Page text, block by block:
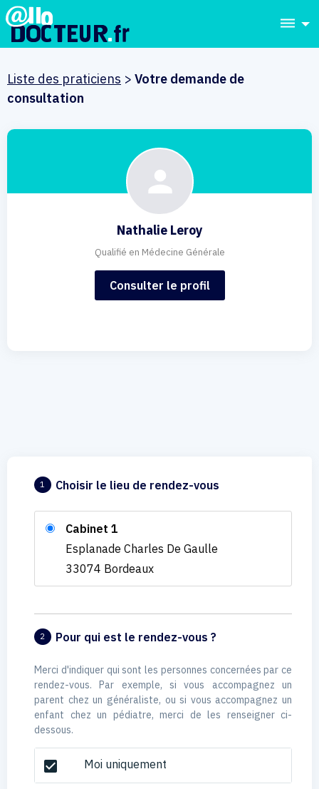
dehaze
Liste des praticiens > Votre demande de
consultation
Nathalie Leroy
Qualifié en Médecine Générale
Consulter le profil
1 Choisir le lieu de rendez-vous
Cabinet 1
Esplanade Charles De Gaulle
33074 Bordeaux
2 Pour qui est le rendez-vous ?
Merci d'indiquer qui sont les personnes concernées par ce
rendez-vous. Par exemple, si vous accompagnez un
parent chez un généraliste, ou si vous accompagnez un
enfant chez un pédiatre, merci de les renseigner ci-
dessous.
check_box Moi uniquement